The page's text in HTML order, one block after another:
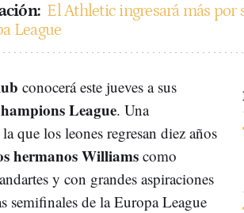
El Athletic ingresará más por
League
conocerá este jueves a sus
League. Una
que los leones regresan diez años
hermanos Williams como
y con grandes aspiraciones
semifinales de la Europa League